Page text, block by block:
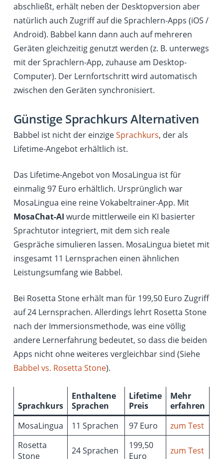
abschließt, erhält neben der Desktopversion aber
natürlich auch Zugriff auf die Sprachlern-Apps (iOS /
Android). Babbel kann dann auch auf mehreren
Geräten gleichzeitig genutzt werden (z. B. unterwegs
mit der Sprachlern-App, zuhause am Desktop-
Computer). Der Lernfortschritt wird automatisch
zwischen den Geräten synchronisiert.
Günstige Sprachkurs Alternativen
Babbel ist nicht der einzigeSprachkurs, der als
Lifetime-Angebot erhältlich ist.
Das Lifetime-Angebot von MosaLingua ist für
einmalig 97 Euro erhältlich. Ursprünglich war
MosaLingua eine reine Vokabeltrainer-App. Mit
MosaChat-AI wurde mittlerweile ein KI basierter
Sprachtutor integriert, mit dem sich reale
Gespräche simulieren lassen. MosaLingua bietet mit
insgesamt 11 Lernsprachen einen ähnlichen
Leistungsumfang wie Babbel.
Bei Rosetta Stone erhält man für 199,50 Euro Zugriff
auf 24 Lernsprachen. Allerdings lehrt Rosetta Stone
nach der Immersionsmethode, was eine völlig
andere Lernerfahrung bedeutet, so dass die beiden
Apps nicht ohne weiteres vergleichbar sind (Siehe
Babbel vs. Rosetta Stone).
Sprachkurs
Enthaltene
Sprachen
Lifetime
Preis
Mehr
erfahren
MosaLingua
11 Sprachen 97 Euro
zum Test
Rosetta
Stone
24 Sprachen
199,50
Euro
zum Test